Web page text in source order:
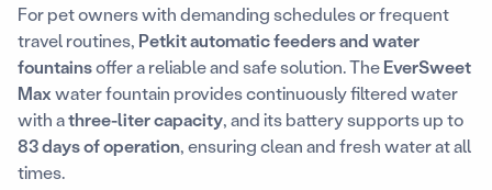
For pet owners with demanding schedules or frequent
travel routines, Petkit automatic feeders and water
fountainsoffer a reliable and safe solution. TheEverSweet
Maxwater fountain provides continuously filtered water
with athree-liter capacity, and its battery supports up to
83 days of operation, ensuring clean and fresh water at all
times.